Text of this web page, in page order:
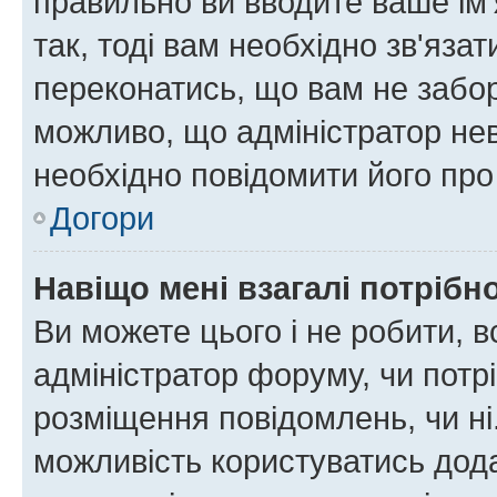
так, тоді вам необхідно
переконатись, що вам не
можливо, що адміністратор
необхідно повідомити його
Догори
Навіщо мені взагалі
Ви можете цього і не робити,
адміністратор форуму, чи
розміщення повідомлень, чи
можливість користуватись